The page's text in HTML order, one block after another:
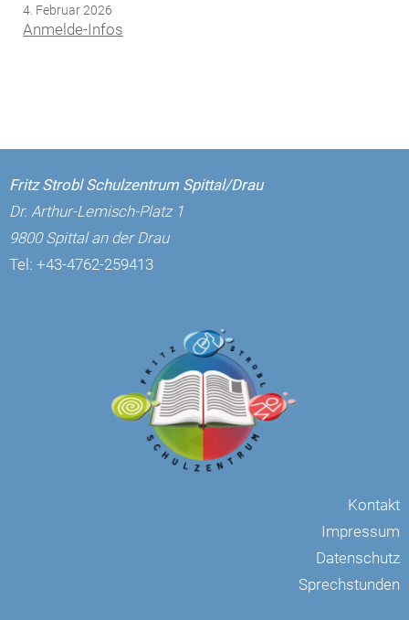
4. Februar 2026
Anmelde-Infos
Fritz Strobl Schulzentrum Spittal/Drau
Dr. Arthur-Lemisch-Platz 1
9800 Spittal an der Drau
Tel: +43-4762-259413
Kontakt
Impressum
Datenschutz
Sprechstunden